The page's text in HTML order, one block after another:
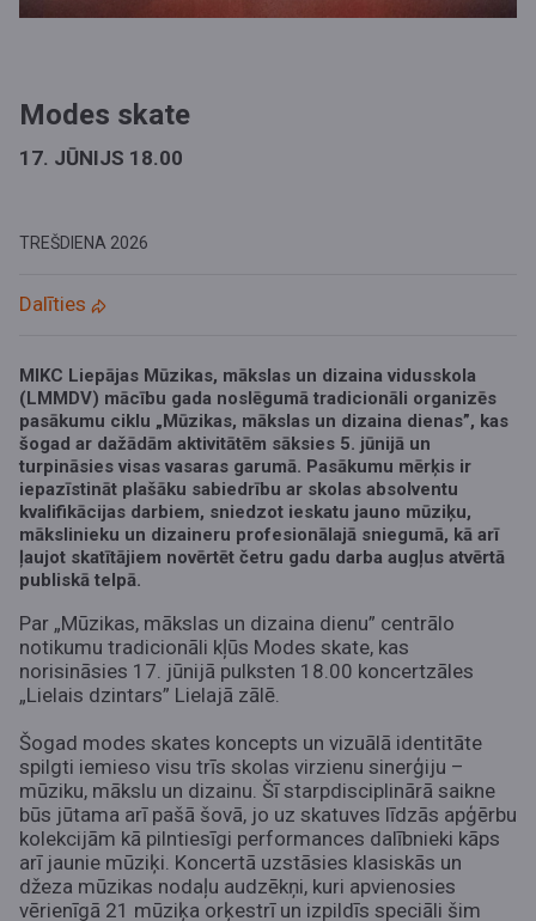
Modes skate
17. JŪNIJS 18.00
TREŠDIENA 2026
Dalīties
MIKC Liepājas Mūzikas, mākslas un dizaina vidusskola
(LMMDV) mācību gada noslēgumā tradicionāli organizēs
pasākumu ciklu „Mūzikas, mākslas un dizaina dienas”, kas
šogad ar dažādām aktivitātēm sāksies 5. jūnijā un
turpināsies visas vasaras garumā. Pasākumu mērķis ir
iepazīstināt plašāku sabiedrību ar skolas absolventu
kvalifikācijas darbiem, sniedzot ieskatu jauno mūziķu,
mākslinieku un dizaineru profesionālajā sniegumā, kā arī
ļaujot skatītājiem novērtēt četru gadu darba augļus atvērtā
publiskā telpā.
Par „Mūzikas, mākslas un dizaina dienu” centrālo
notikumu tradicionāli kļūs Modes skate, kas
norisināsies 17. jūnijā pulksten 18.00 koncertzāles
„Lielais dzintars” Lielajā zālē.
Šogad modes skates koncepts un vizuālā identitāte
spilgti iemieso visu trīs skolas virzienu sinerģiju –
mūziku, mākslu un dizainu. Šī starpdisciplinārā saikne
būs jūtama arī pašā šovā, jo uz skatuves līdzās apģērbu
kolekcijām kā pilntiesīgi performances dalībnieki kāps
arī jaunie mūziķi. Koncertā uzstāsies klasiskās un
džeza mūzikas nodaļu audzēkņi, kuri apvienosies
vērienīgā 21 mūziķa orķestrī un izpildīs speciāli šim